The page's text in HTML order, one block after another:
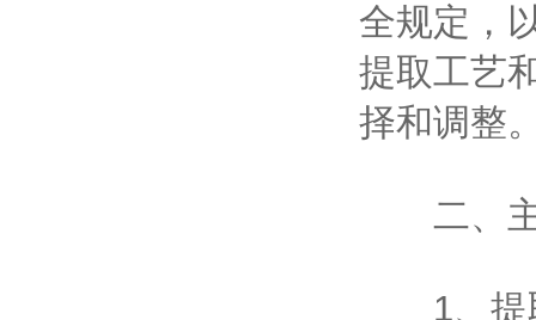
全规定，
提取工艺
择和调整
二、主
1、提取